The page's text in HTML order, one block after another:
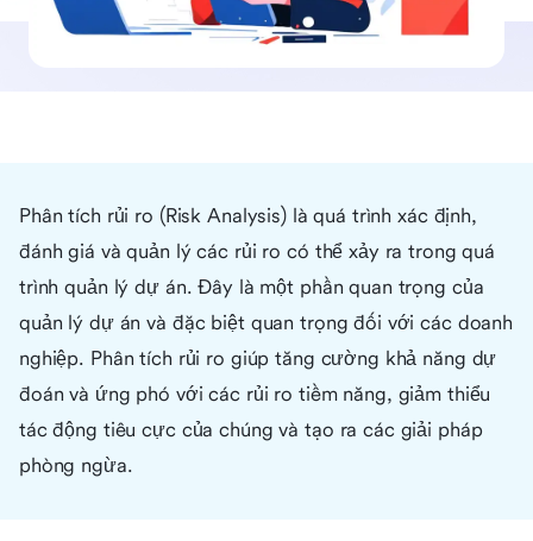
Phân tích rủi ro (Risk Analysis) là quá trình xác định,
đánh giá và quản lý các rủi ro có thể xảy ra trong quá
trình quản lý dự án. Đây là một phần quan trọng của
quản lý dự án và đặc biệt quan trọng đối với các doanh
nghiệp. Phân tích rủi ro giúp tăng cường khả năng dự
đoán và ứng phó với các rủi ro tiềm năng, giảm thiểu
tác động tiêu cực của chúng và tạo ra các giải pháp
phòng ngừa.